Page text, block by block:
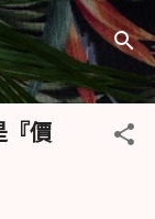
『價